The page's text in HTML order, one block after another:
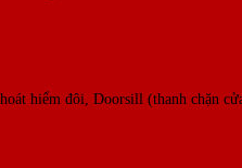
hiểm đôi, Doorsill (thanh chặn